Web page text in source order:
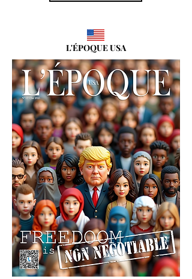
L'ÉPOQUE USA